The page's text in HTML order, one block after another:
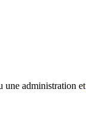
une administration et